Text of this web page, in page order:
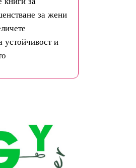
за жени
устойчивост и